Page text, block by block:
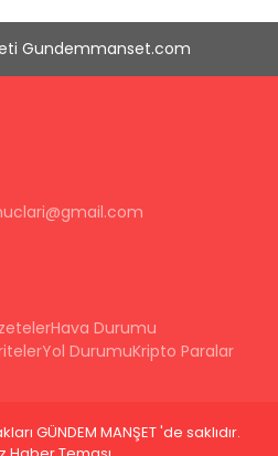
Gundemmanset.com
Hava Durumu
Yol DurumuKripto Paralar
GÜNDEM MANŞET 'de saklıdır.